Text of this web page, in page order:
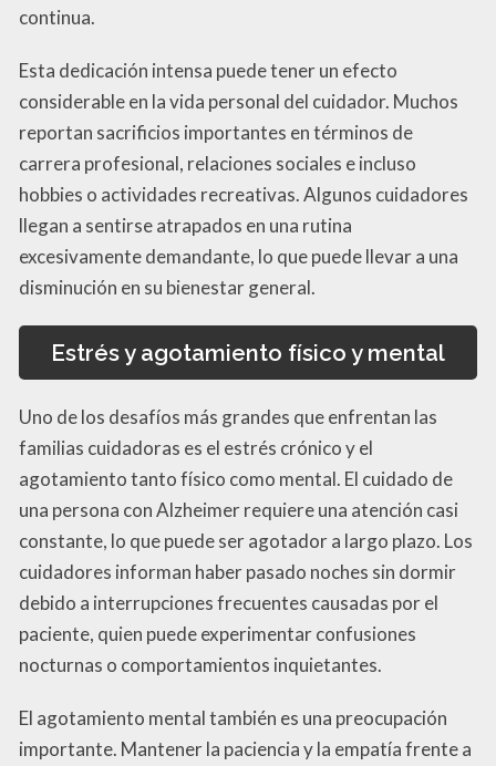
continua.
Esta dedicación intensa puede tener un efecto
considerable en la vida personal del cuidador. Muchos
reportan sacrificios importantes en términos de
carrera profesional, relaciones sociales e incluso
hobbies o actividades recreativas. Algunos cuidadores
llegan a sentirse atrapados en una rutina
excesivamente demandante, lo que puede llevar a una
disminución en su bienestar general.
Estrés y agotamiento físico y mental
Uno de los desafíos más grandes que enfrentan las
familias cuidadoras es el estrés crónico y el
agotamiento tanto físico como mental. El cuidado de
una persona con Alzheimer requiere una atención casi
constante, lo que puede ser agotador a largo plazo. Los
cuidadores informan haber pasado noches sin dormir
debido a interrupciones frecuentes causadas por el
paciente, quien puede experimentar confusiones
nocturnas o comportamientos inquietantes.
El agotamiento mental también es una preocupación
importante. Mantener la paciencia y la empatía frente a